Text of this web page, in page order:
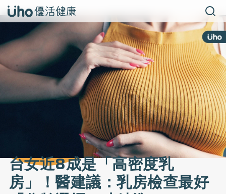
台女近8成是「高密度乳
房」！醫建議：乳房檢查最好